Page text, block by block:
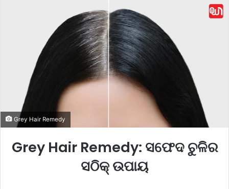
d
i
Grey Hair Remedy
Grey Hair Remedy: ସଫେଦ ଚୁଳିର
ସଠିକ୍ ଉପାୟ